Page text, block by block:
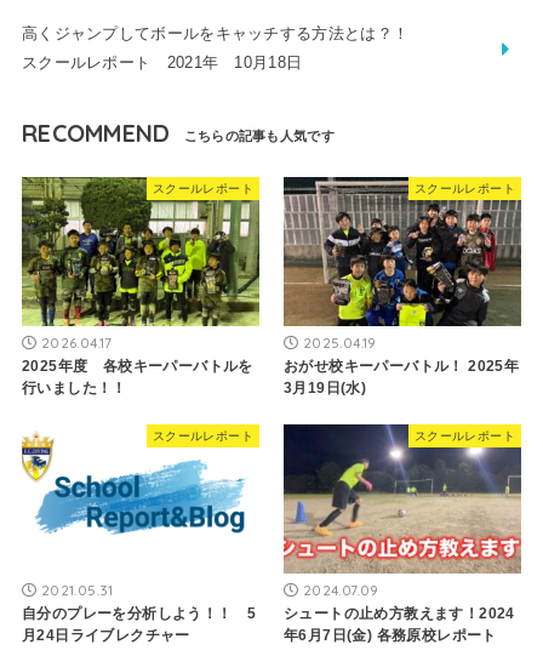
高くジャンプしてボールをキャッチする方法とは？！
スクールレポート 2021年 10月18日
RECOMMEND
スクールレポート
2026.04.17
2025年度 各校キーパーバトルを
行いました！！
スクールレポート
2025.04.19
おがせ校キーパーバトル！ 2025年
3月19日(水)
スクールレポート
2021.05.31
自分のプレーを分析しよう！！ 5
月24日ライブレクチャー
スクールレポート
2024.07.09
シュートの止め方教えます！2024
年6月7日(金) 各務原校レポート